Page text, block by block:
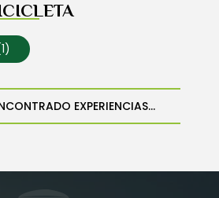
EXPERIENCIAS...